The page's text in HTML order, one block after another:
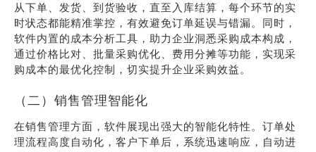
从下单、发货、到货验收，直至入库结算，每个环节的实
时状态都能精准掌控，有效避免订单延误与错漏。同时，
软件内置的成本分析工具，助力企业洞悉采购成本构成，
通过价格比对、批量采购优化、费用分摊等功能，实现采
购成本的最优化控制，切实提升企业采购效益。
（二）销售管理智能化
在销售管理方面，软件展现出强大的智能化特性。订单处
理流程高度自动化，客户下单后，系统迅速响应，自动进